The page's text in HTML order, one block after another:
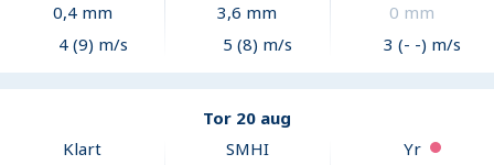
0,4mm
4 (9) m/s
3,6 mm
5 (8) m/s
0 mm
3 (- -) m/s
Tor 20 aug
Klart
SMHI Yr